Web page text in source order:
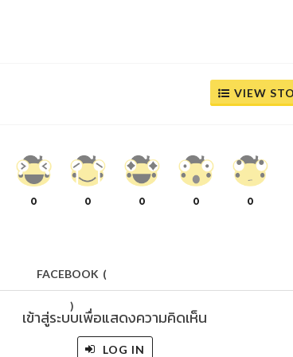
VIEW
0 0 0 0 0
FACEBOOK (
)
เข้าสู่ระบบเพื่อแสดงความคิดเห็น
LOG IN